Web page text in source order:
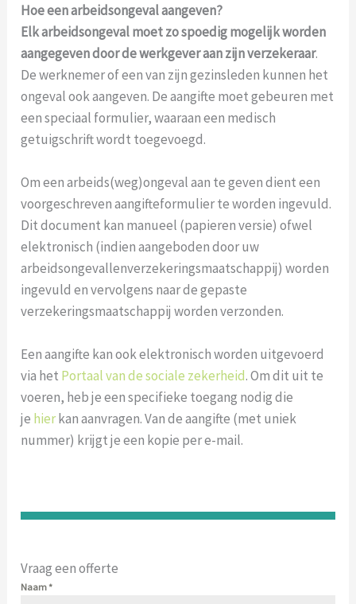
Hoe een arbeidsongeval aangeven?
Elk arbeidsongeval moet zo spoedig mogelijk worden
aangegeven door de werkgever aan zijn verzekeraar.
De werknemer of een van zijn gezinsleden kunnen het
ongeval ook aangeven. De aangifte moet gebeuren met
een speciaal formulier, waaraan een medisch
getuigschrift wordt toegevoegd.
Om een arbeids(weg)ongeval aan te geven dient een
voorgeschreven aangifteformulier te worden ingevuld.
Dit document kan manueel (papieren versie) ofwel
elektronisch (indien aangeboden door uw
arbeidsongevallenverzekeringsmaatschappij) worden
ingevuld en vervolgens naar de gepaste
verzekeringsmaatschappij worden verzonden.
Een aangifte kan ook elektronisch worden uitgevoerd
via het Portaal van de sociale zekerheid. Om dit uit te
voeren, heb je een specifieke toegang nodig die
je hierkan aanvragen. Van de aangifte (met uniek
nummer) krijgt je een kopie per e-mail.
Vraag een offerte
Naam *